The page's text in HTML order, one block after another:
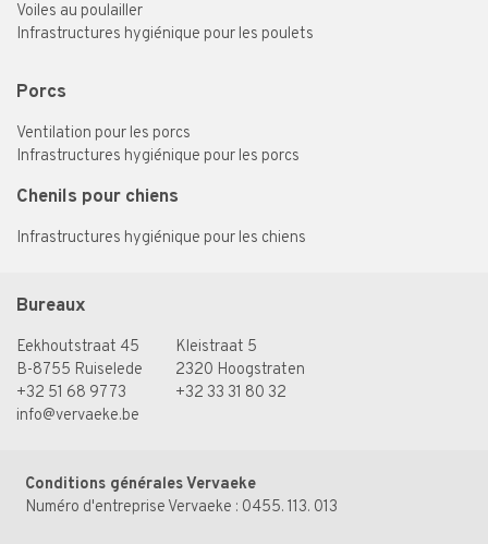
Voiles au poulailler
Infrastructures hygiénique pour les poulets
Porcs
Ventilation pour les porcs
Infrastructures hygiénique pour les porcs
Chenils pour chiens
Infrastructures hygiénique pour les chiens
Bureaux
Eekhoutstraat 45
B-8755 Ruiselede
+32 51 68 97 73
info@vervaeke.be
Kleistraat 5
2320 Hoogstraten
+32 33 31 80 32
Conditions générales Vervaeke
Numéro d'entreprise Vervaeke : 0455. 113. 013